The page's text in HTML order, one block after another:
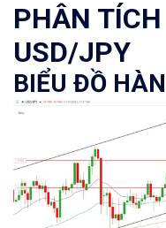
PHÂN
USD/JPY
BIỂU ĐỒ